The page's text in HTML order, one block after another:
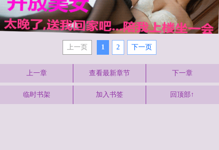
上一页 1 2 下一页
上一章 查看最新章节 下一章
临时书架 加入书签 回顶部↑